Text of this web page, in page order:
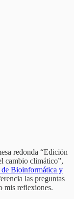
redonda “Edición
cambio climático”,
de Bioinformática y
las preguntas
mis reflexiones.